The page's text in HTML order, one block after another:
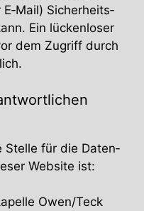
E‑Mail) Sicher­heits­
Ein lücken­loser
dem Zugriff durch
Stelle für die Daten­
Website ist:
Owen/Teck